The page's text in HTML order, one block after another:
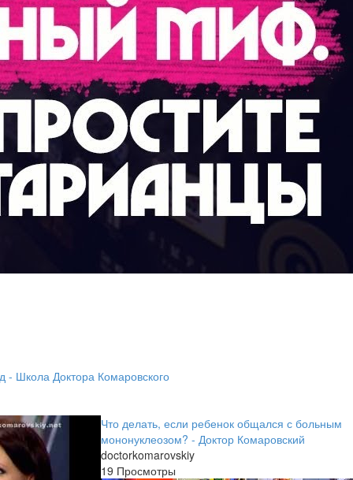
- Школа Доктора Комаровского
Что делать, если ребенок общался с больным
мононуклеозом? - Доктор Комаровский
doctorkomarovskiy
19 Просмотры